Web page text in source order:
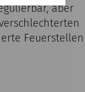
aber
Feuerstellen